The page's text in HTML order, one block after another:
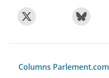
Columns Parlement.com